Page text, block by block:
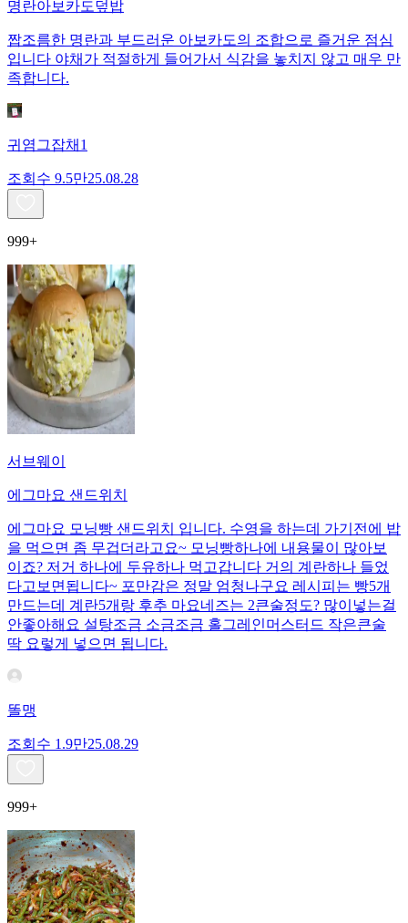
명란아보카도덮밥
짭조름한 명란과 부드러운 아보카도의 조합으로 즐거운 점심
입니다 야채가 적절하게 들어가서 식감을 놓치지 않고 매우 만
족합니다.
귀염그잡채1
조회수 9.5만25.08.28
999+
서브웨이
에그마요 샌드위치
에그마요 모닝빵 샌드위치 입니다. 수영을 하는데 가기전에 밥
을 먹으면 좀 무겁더라고요~ 모닝빵하나에 내용물이 많아보
이죠? 저거 하나에 두유하나 먹고갑니다 거의 계란하나 들었
다고보면됩니다~ 포만감은 정말 엄청나구요 레시피는 빵5개
만드는데 계란5개랑 후추 마요네즈는 2큰술정도? 많이넣는걸
안좋아해요 설탕조금 소금조금 홀그레인머스터드 작은큰술
딱 요렇게 넣으면 됩니다.
똘맹
조회수 1.9만25.08.29
999+